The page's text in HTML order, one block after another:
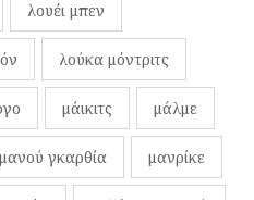
λουέι μπεν
λούκα μόντριτς
μάικιτς μάλμε
μανού γκαρθία μανρίκε